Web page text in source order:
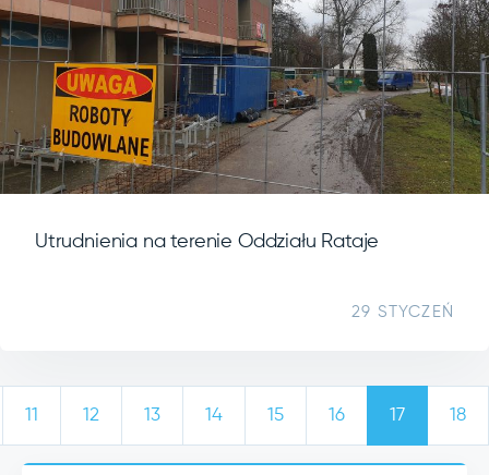
Utrudnienia na terenie Oddziału Rataje
29 STYCZEŃ
11 12 13 14 15 16 17 18